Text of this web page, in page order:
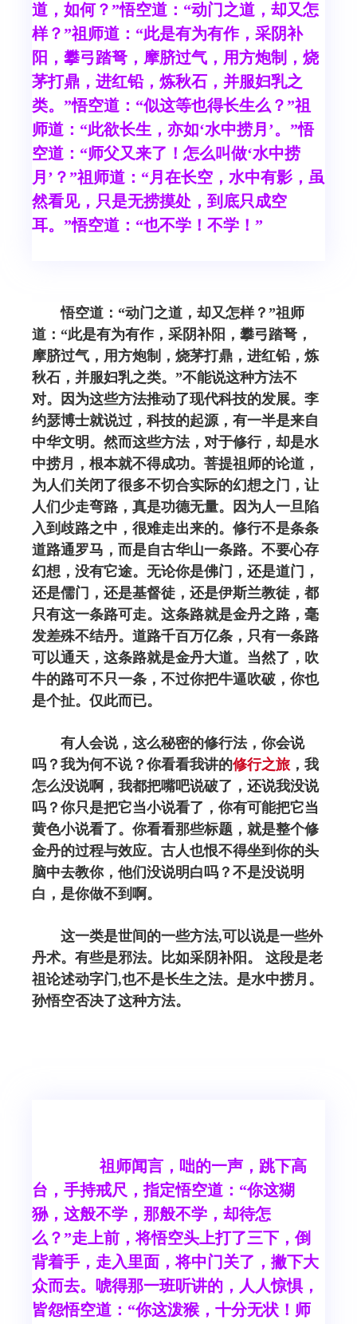
道，如何？”悟空道：“动门之道，却又怎
样？”祖师道：“此是有为有作，采阴补
阳，攀弓踏弩，摩脐过气，用方炮制，烧
茅打鼎，进红铅，炼秋石，并服妇乳之
类。”悟空道：“似这等也得长生么？”祖
师道：“此欲长生，亦如‘水中捞月’。”悟
空道：“师父又来了！怎么叫做‘水中捞
月’？”祖师道：“月在长空，水中有影，虽
然看见，只是无捞摸处，到底只成空
耳。”悟空道：“也不学！不学！”
悟空道：“动门之道，却又怎样？”祖师
道：“此是有为有作，采阴补阳，攀弓踏弩，
摩脐过气，用方炮制，烧茅打鼎，进红铅，炼
秋石，并服妇乳之类。”不能说这种方法不
对。因为这些方法推动了现代科技的发展。李
约瑟博士就说过，科技的起源，有一半是来自
中华文明。然而这些方法，对于修行，却是水
中捞月，根本就不得成功。菩提祖师的论道，
为人们关闭了很多不切合实际的幻想之门，让
人们少走弯路，真是功德无量。因为人一旦陷
入到歧路之中，很难走出来的。修行不是条条
道路通罗马，而是自古华山一条路。不要心存
幻想，没有它途。无论你是佛门，还是道门，
还是儒门，还是基督徒，还是伊斯兰教徒，都
只有这一条路可走。这条路就是金丹之路，毫
发差殊不结丹。道路千百万亿条，只有一条路
可以通天，这条路就是金丹大道。当然了，吹
牛的路可不只一条，不过你把牛逼吹破，你也
是个扯。仅此而已。
有人会说，这么秘密的修行法，你会说
吗？我为何不说？你看看我讲的修行之旅 ，我
怎么没说啊，我都把嘴吧说破了，还说我没说
吗？你只是把它当小说看了，你有可能把它当
黄色小说看了。你看看那些标题，就是整个修
金丹的过程与效应。古人也恨不得坐到你的头
脑中去教你，他们没说明白吗？不是没说明
白，是你做不到啊。
这一类是世间的一些方法,可以说是一些外
丹术。有些是邪法。比如采阴补阳。 这段是老
祖论述动字门,也不是长生之法。是水中捞月。
孙悟空否决了这种方法。
祖师闻言，咄的一声，跳下高
台，手持戒尺，指定悟空道：“你这猢
狲，这般不学，那般不学，却待怎
么？”走上前，将悟空头上打了三下，倒
背着手，走入里面，将中门关了，撇下大
众而去。唬得那一班听讲的，人人惊惧，
皆怨悟空道：“你这泼猴，十分无状！师